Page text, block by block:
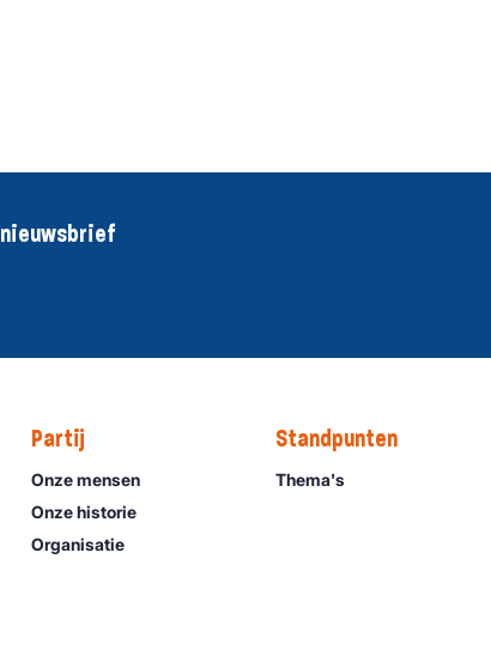
Partij
Onze mensen
Onze historie
Organisatie
Standpunten
Thema's